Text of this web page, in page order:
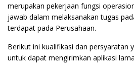
merupakan pekerjaan fungsi
jawab dalam melaksanakan tugas
terdapat pada Perusahaan.
Berikut ini kualifikasi dan persyaratan
untuk dapat mengirimkan aplikasi